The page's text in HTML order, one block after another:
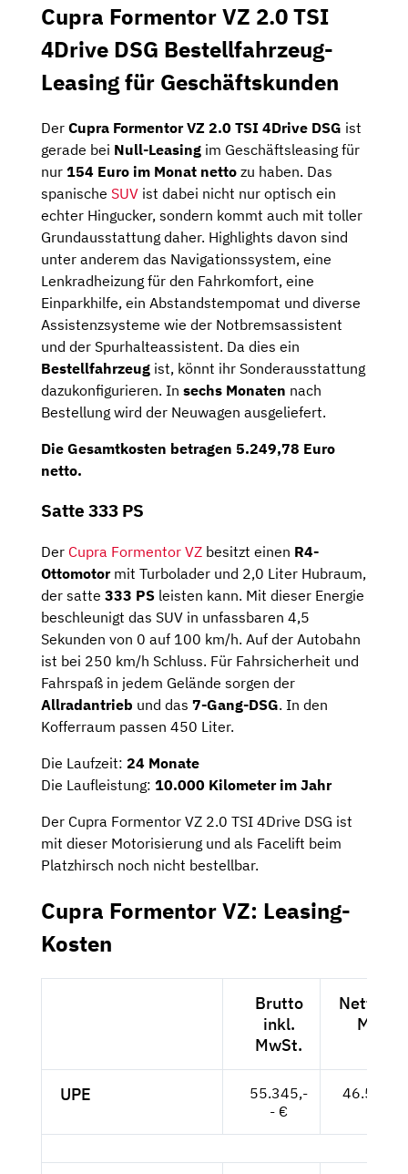
Cupra Formentor VZ 2.0 TSI
4Drive DSG Bestellfahrzeug-
Leasing für Geschäftskunden
Der Cupra Formentor VZ 2.0 TSI 4Drive DSG ist
gerade bei Null-Leasing im Geschäftsleasing für
nur 154 Euro im Monat netto zu haben. Das
spanische SUV ist dabei nicht nur optisch ein
echter Hingucker, sondern kommt auch mit toller
Grundausstattung daher. Highlights davon sind
unter anderem das Navigationssystem, eine
Lenkradheizung für den Fahrkomfort, eine
Einparkhilfe, ein Abstandstempomat und diverse
Assistenzsysteme wie der Notbremsassistent
und der Spurhalteassistent. Da dies ein
Bestellfahrzeug ist, könnt ihr Sonderausstattung
dazukonfigurieren. In sechs Monaten nach
Bestellung wird der Neuwagen ausgeliefert.
Die Gesamtkosten betragen 5.249,78 Euro
netto.
Satte 333 PS
Der Cupra Formentor VZ besitzt einen R4-
Ottomotor mit Turbolader und 2,0 Liter Hubraum,
der satte 333 PS leisten kann. Mit dieser Energie
beschleunigt das SUV in unfassbaren 4,5
Sekunden von 0 auf 100 km/h. Auf der Autobahn
ist bei 250 km/h Schluss. Für Fahrsicherheit und
Fahrspaß in jedem Gelände sorgen der
Allradantrieb und das 7-Gang-DSG. In den
Kofferraum passen 450 Liter.
Die Laufzeit: 24 Monate
Die Laufleistung: 10.000 Kilometer im Jahr
Der Cupra Formentor VZ 2.0 TSI 4Drive DSG ist
mit dieser Motorisierung und als Facelift beim
Platzhirsch noch nicht bestellbar.
Cupra Formentor VZ: Leasing-
Kosten
Brutto
inkl.
MwSt.
Netto
MwSt.
UPE
55.345,-
- €